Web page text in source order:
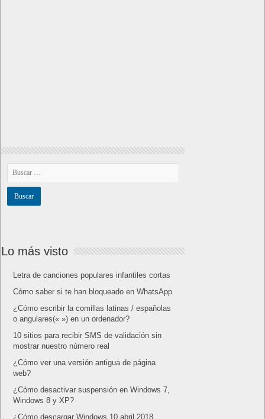
Lo más visto
Letra de canciones populares infantiles cortas
Cómo saber si te han bloqueado en WhatsApp
¿Cómo escribir la comillas latinas / españolas
o angulares(« ») en un ordenador?
10 sitios para recibir SMS de validación sin
mostrar nuestro número real
¿Cómo ver una versión antigua de página
web?
¿Cómo desactivar suspensión en Windows 7,
Windows 8 y XP?
¿Cómo descargar Windows 10 abril 2018